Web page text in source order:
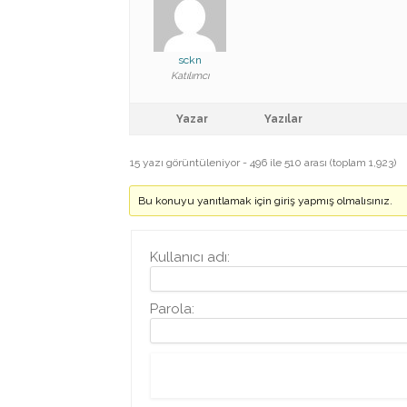
sckn
Katılımcı
Yazar Yazılar
15 yazı görüntüleniyor - 496 ile 510 arası (toplam 1,923)
Bu konuyu yanıtlamak için giriş yapmış olmalısınız.
Kullanıcı adı:
Parola: